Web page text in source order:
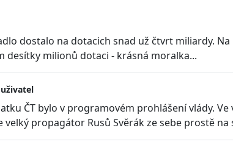
dostalo na dotacich snad už čtvrt miliardy.
desítky milionů dotaci - krásná moralka...
ČT bylo v programovém prohlášení vlády.
velký propagátor Rusů Svěrák ze sebe prostě